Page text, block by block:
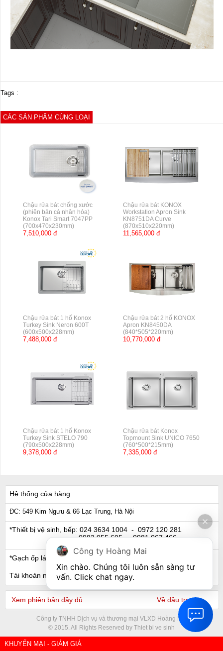
Tags :
CÁC SẢN PHẨM CÙNG LOẠI
Chậu rửa bát chống xước
(phiên bản cá nhân hóa)
Konox Tari Smart 7047PP
(700x470x230mm)
7,510,000 đ
Chậu rửa bát KONOX
Workstation Apron Sink
KN8751DA Curve
(870x510x220mm)
11,565,000 đ
Chậu rửa bát 1 hố Konox
Turkey Sink Neron 600T
(600x500x228mm)
7,488,000 đ
Chậu rửa bát 2 hố KONOX
Apron KN8450DA
(840*505*220mm)
10,770,000 đ
Chậu rửa bát 1 hố Konox
Turkey Sink STELO 790
(790x500x228mm)
9,378,000 đ
Chậu rửa bát Konox
Topmount Sink UNICO 7650
(760*500*215mm)
7,335,000 đ
KHUYẾN MẠI - GIẢM GIÁ
Hệ thống cửa hàng
ĐC: 549 Kim Ngưu & 66 Lạc Trung, Hà Nội
*Thiết bị vệ sinh, bếp: 024 3634 1004 - 0972 120 281
0983 055 605- 0981 067 466
*Gạch ốp lát, Ngói: 024 3632 0280 - 0911 441 066
Tài khoản ngân hàng
Xem phiên bản đầy đủ Về đầu trang
Công ty TNHH Dịch vụ và thương mại VLXD Hoàng Mai
© 2015. All Rights Reserved by Thiet bi ve sinh
Công ty Hoàng Mai
Xin chào. Chúng tôi luôn sẵn sàng tư
vấn. Click chat ngay.